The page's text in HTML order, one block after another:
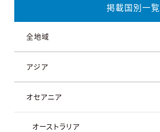
掲載国別一覧
全地域
アジア
オセアニア
オーストラリア